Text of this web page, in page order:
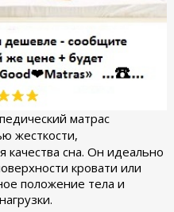
матрас
жесткости,
сна. Он идеально
кровати или
положение тела и